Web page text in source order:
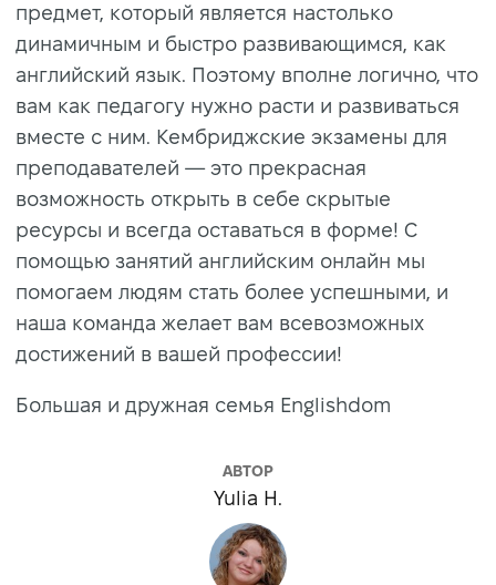
предмет, который является настолько
динамичным и быстро развивающимся, как
английский язык. Поэтому вполне логично, что
вам как педагогу нужно расти и развиваться
вместе с ним. Кембриджские экзамены для
преподавателей — это прекрасная
возможность открыть в себе скрытые
ресурсы и всегда оставаться в форме! С
помощью занятий английским онлайн мы
помогаем людям стать более успешными, и
наша команда желает вам всевозможных
достижений в вашей профессии!
Большая и дружная семья Englishdom
АВТОР
Yulia H.